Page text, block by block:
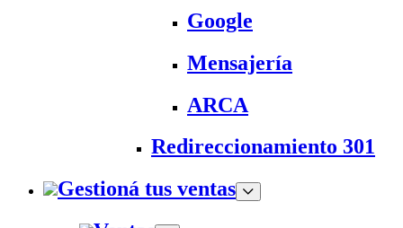
Google
Mensajería
ARCA
Redireccionamiento 301
Gestioná tus ventas